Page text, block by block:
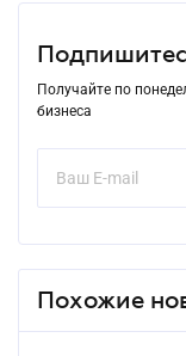
Получайте по
бизнеса
Похожие